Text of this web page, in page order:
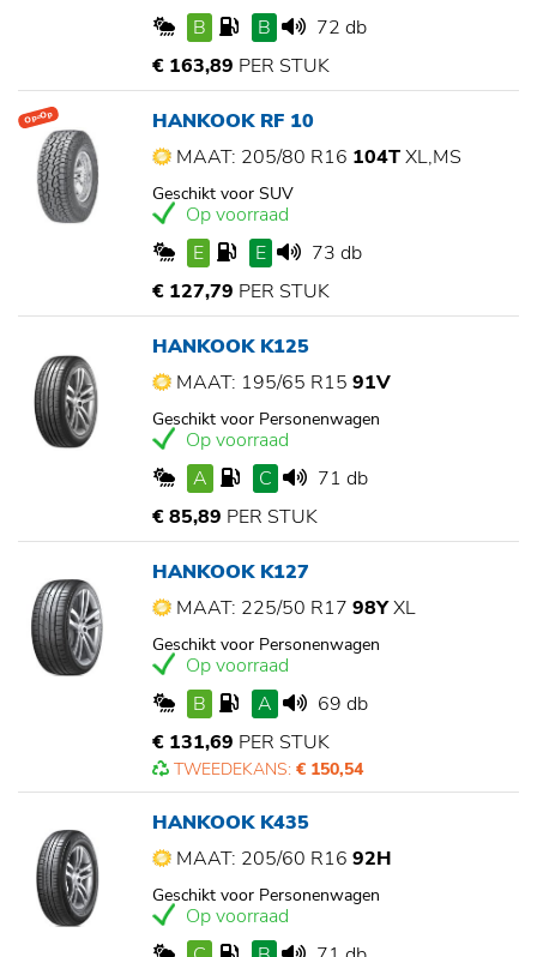
B
B
72 db
€ 163,89 PER STUK
Op=Op
HANKOOK RF 10
MAAT: 205/80 R16 104TXL,MS
Geschikt voor SUV
Op voorraad
E
E
73 db
€ 127,79 PER STUK
HANKOOK K125
MAAT: 195/65 R15 91V
Geschikt voor Personenwagen
Op voorraad
A
C
71 db
€ 85,89 PER STUK
HANKOOK K127
MAAT: 225/50 R17 98YXL
Geschikt voor Personenwagen
Op voorraad
B
A
69 db
€ 131,69 PER STUK
TWEEDEKANS: € 150,54
HANKOOK K435
MAAT: 205/60 R16 92H
Geschikt voor Personenwagen
Op voorraad